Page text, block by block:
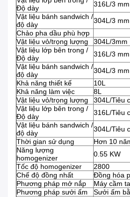
Độ dày
316L/3 mm
Vật liệu bánh sandwich /
độ dày
304L/3 mm
Chảo pha dầu phù hợp
Vật liệu vỏ/trọng lượng
304L/3mm
Vật liệu lớp bên trong /
Độ dày
316L/3 mm
Vật liệu bánh sandwich /
độ dày
304L/3 mm
Khả năng thiết kế
10L
Khả năng làm việc
8L
Vật liệu vỏ/trọng lượng
304L/Tiêu
Vật liệu lớp bên trong /
Độ dày
316L/Tiêu
Vật liệu bánh sandwich /
độ dày
304L/Tiêu
Thời gian sử dụng
Hơn 10
Năng lượng
homogenizer
0.55 KW
Tốc độ homogenizer
2800
Chế độ đồng nhất
Đồng hóa
Phương pháp mở nắp
Máy cầm
Phương pháp sưởi ấm
Sưởi ấm